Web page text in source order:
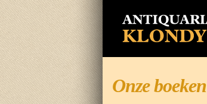
Onze boeken